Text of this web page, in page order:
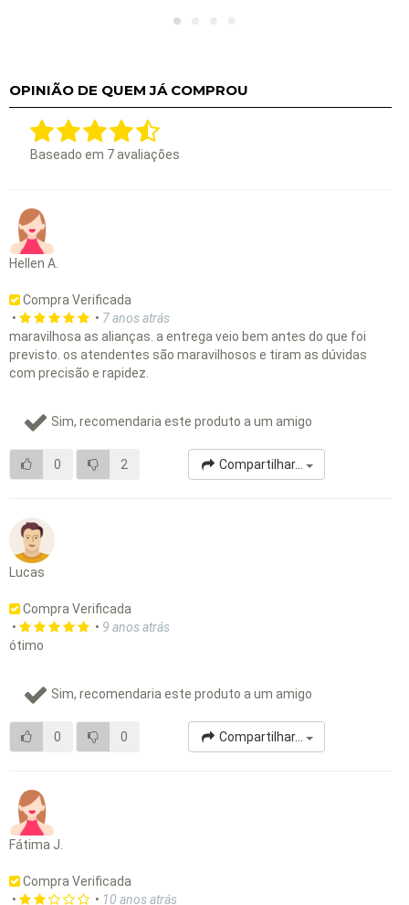
OPINIÃO DE QUEM JÁ COMPROU
Baseado em 7avaliações
Hellen A.
Compra Verificada
•
• 7 anos atrás
maravilhosa as alianças. a entrega veio bem antes do que foi
previsto. os atendentes são maravilhosos e tiram as dúvidas
com precisão e rapidez.
Sim, recomendaria este produto a um amigo
0 2 Compartilhar...
Lucas
Compra Verificada
•
• 9 anos atrás
ótimo
Sim, recomendaria este produto a um amigo
0 0 Compartilhar...
Fátima J.
Compra Verificada
•
• 10 anos atrás